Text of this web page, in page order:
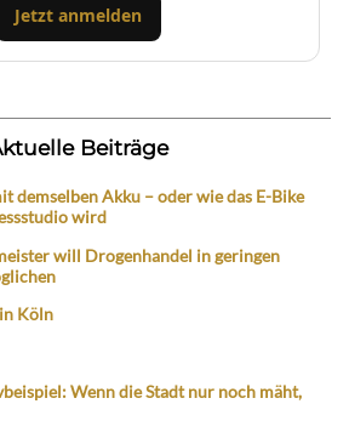
Jetzt anmelden
Beiträge
demselben Akku – oder wie das E-Bike
wird
will Drogenhandel in geringen
Köln
Wenn die Stadt nur noch mäht,